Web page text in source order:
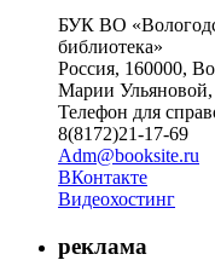
БУК ВО
библиотека»
Россия, 160000,
Марии Ульяновой,
Телефон для
8(8172)21-17-69
Adm@booksite.ru
ВКонтакте
Видеохостинг
реклама